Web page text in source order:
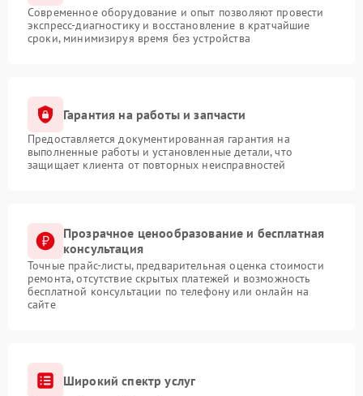
Современное оборудование и опыт позволяют провести
экспресс-диагностику и восстановление в кратчайшие
сроки, минимизируя время без устройства
Гарантия на работы и запчасти
Предоставляется документированная гарантия на
выполненные работы и установленные детали, что
защищает клиента от повторных неисправностей
Прозрачное ценообразование и бесплатная
консультация
Точные прайс-листы, предварительная оценка стоимости
ремонта, отсутствие скрытых платежей и возможность
бесплатной консультации по телефону или онлайн на
сайте
Широкий спектр услуг